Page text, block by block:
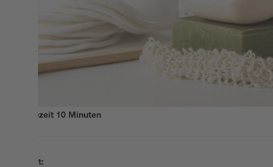
Lesezeit 10 Minuten
Inhalt: